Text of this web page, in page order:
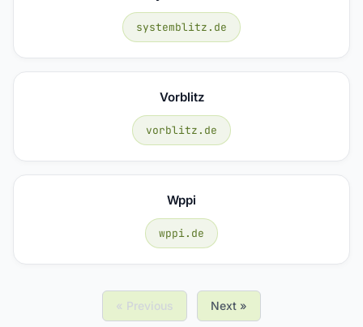
systemblitz.de
Vorblitz
vorblitz.de
Wppi
wppi.de
« Previous Next »